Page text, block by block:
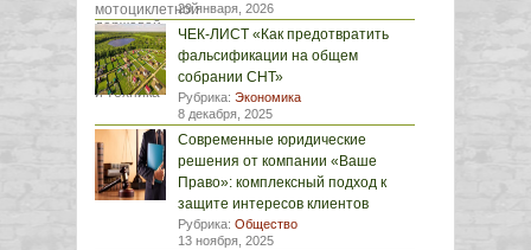
29 января, 2026
ЧЕК-ЛИСТ «Как предотвратить
фальсификации на общем
собрании СНТ»
Рубрика: Экономика
8 декабря, 2025
Современные юридические
решения от компании «Ваше
Право»: комплексный подход к
защите интересов клиентов
Рубрика: Общество
13 ноября, 2025